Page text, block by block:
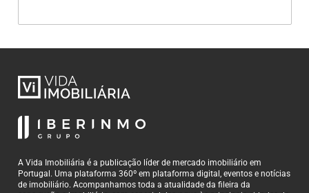
A Vida Imobiliária é a publicação líder de mercado imobiliário em
Portugal. Uma plataforma 360º em plataforma digital, eventos e notícias
de imobiliário. Acompanhamos toda a atualidade da fileira da